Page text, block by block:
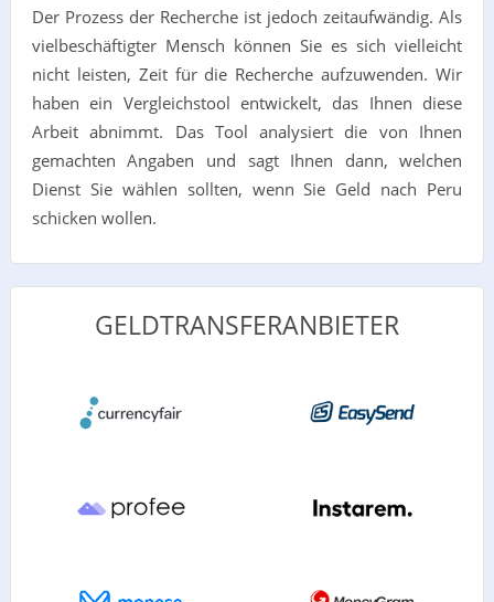
Der Prozess der Recherche ist jedoch zeitaufwändig. Als
vielbeschäftigter Mensch können Sie es sich vielleicht
nicht leisten, Zeit für die Recherche aufzuwenden. Wir
haben ein Vergleichstool entwickelt, das Ihnen diese
Arbeit abnimmt. Das Tool analysiert die von Ihnen
gemachten Angaben und sagt Ihnen dann, welchen
Dienst Sie wählen sollten, wenn Sie Geld nach Peru
schicken wollen.
GELDTRANSFERANBIETER